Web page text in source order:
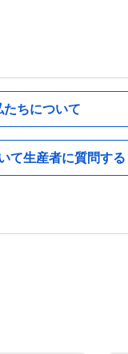
たちについて
て生産者に質問する